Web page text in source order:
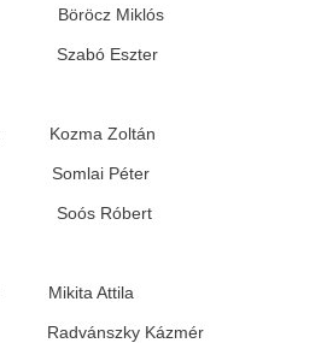
Miklós
Kozma Zoltán
Mikita Attila
Kázmér